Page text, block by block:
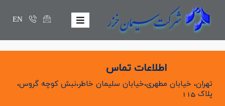
EN
اطلاعات تماس
تهران، خیابان مطهری،خیابان سلیمان خاطر،نبش کوچه گروس،
پلاک 115